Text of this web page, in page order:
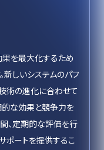
果を最大化するため
しいシステムのパフ
術の進化に合わせて
的な効果と競争力を
、定期的な評価を行
ポートを提供するこ